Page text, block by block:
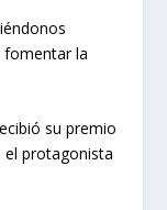
fomentar la
su premio
el protagonista